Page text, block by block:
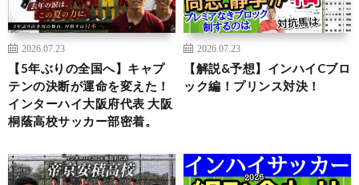
2026.07.23
【5年ぶりの全国へ】キャプ
テンの決断が運命を変えた！
インターハイ大阪府代表 大阪
桐蔭高校サッカー部密着。
2026.07.23
【解説&予想】インハイCブロ
ック編！プリンス対決！